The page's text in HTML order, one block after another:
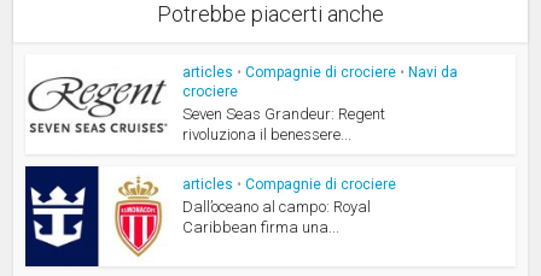
Potrebbe piacerti anche
articles • Compagnie di crociere • Navi da
crociere
Seven Seas Grandeur: Regent
rivoluziona il benessere...
articles • Compagnie di crociere
Dall’oceano al campo: Royal
Caribbean firma una...